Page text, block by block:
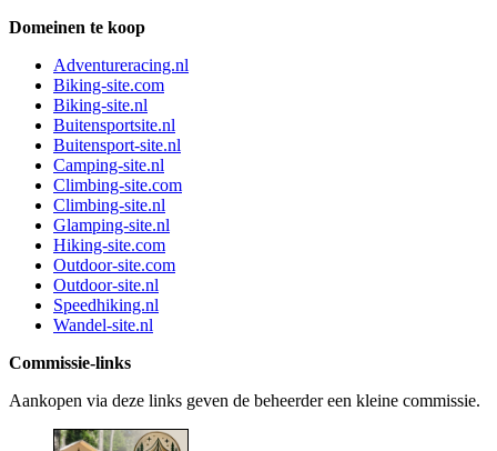
Domeinen te koop
Adventureracing.nl
Biking-site.com
Biking-site.nl
Buitensportsite.nl
Buitensport-site.nl
Camping-site.nl
Climbing-site.com
Climbing-site.nl
Glamping-site.nl
Hiking-site.com
Outdoor-site.com
Outdoor-site.nl
Speedhiking.nl
Wandel-site.nl
Commissie-links
Aankopen via deze links geven de beheerder een kleine commissie.